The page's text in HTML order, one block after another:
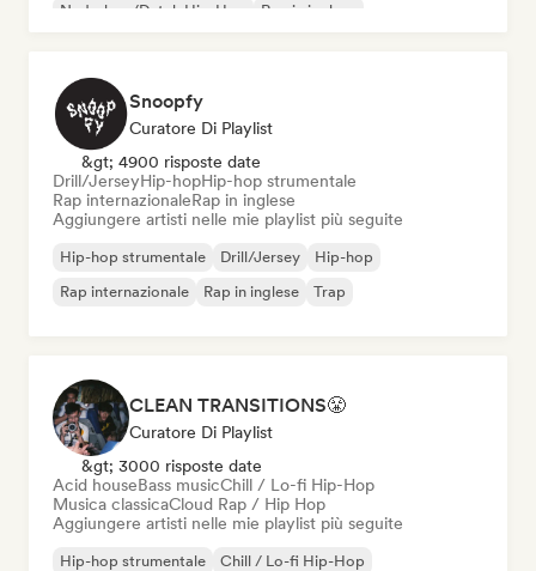
Nederhop/Dutch Hip-Hop
Rap in inglese
Snoopfy
Curatore Di Playlist
&gt; 4900 risposte date
Drill/JerseyHip-hopHip-hop strumentale
Rap internazionaleRap in inglese
Aggiungere artisti nelle mie playlist più seguite
Hip-hop strumentale Drill/Jersey
Hip-hop
Rap internazionale
Rap in inglese Trap
CLEAN TRANSITIONS😤
Curatore Di Playlist
&gt; 3000 risposte date
Acid houseBass musicChill / Lo-fi Hip-Hop
Musica classicaCloud Rap / Hip Hop
Aggiungere artisti nelle mie playlist più seguite
Hip-hop strumentale
Chill / Lo-fi Hip-Hop